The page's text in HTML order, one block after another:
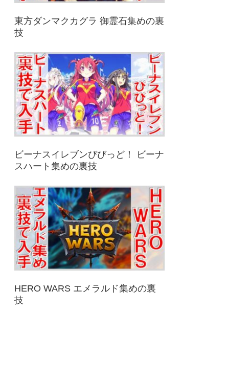
東方ダンマクカグラ 御霊石集めの裏
技
ビーナスイレブンびびっど！ ビーナ
スハート集めの裏技
HERO WARS エメラルド集めの裏
技